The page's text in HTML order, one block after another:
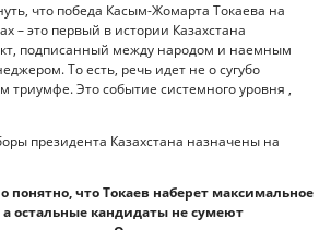
что победа Касым-Жомарта Токаева на
– это первый в истории Казахстана
подписанный между народом и наемным
То есть, речь идет не о сугубо
триумфе. Это событие системного уровня ,
понятно, что Токаев наберет максимальное
а остальные кандидаты не сумеют